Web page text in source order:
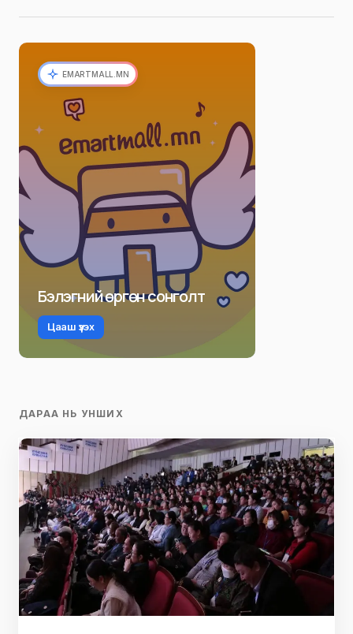
EMARTMALL.MN
Бэлэгний өргөн сонголт
Цааш үзэх
ДАРАА НЬ УНШИХ